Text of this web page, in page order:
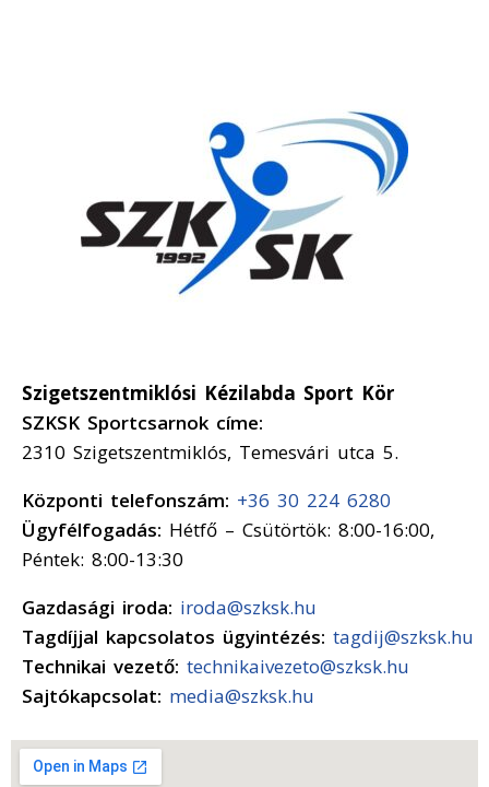
Szigetszentmiklósi Kézilabda Sport Kör
SZKSK Sportcsarnok címe:
2310 Szigetszentmiklós, Temesvári utca 5.
Központi telefonszám: +36 30 224 6280
Ügyfélfogadás: Hétfő – Csütörtök: 8:00-16:00,
Péntek: 8:00-13:30
Gazdasági iroda: iroda@szksk.hu
Tagdíjjal kapcsolatos ügyintézés: tagdij@szksk.hu
Technikai vezető: technikaivezeto@szksk.hu
Sajtókapcsolat: media@szksk.hu